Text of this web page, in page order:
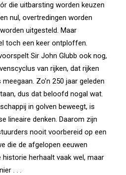
die uitbarsting worden keuzen
nul, overtredingen worden
uitgesteld. Maar
toch een keer ontploffen.
Sir John Glubb ook nog,
van rijken, dat rijken
Zo’n 250 jaar geleden
dus dat beloofd nogal wat.
in golven beweegt, is
lineaire denken. Daarom zijn
nooit voorbereid op een
die de afgelopen eeuwen
historie herhaalt vaak wel, maar
. . .